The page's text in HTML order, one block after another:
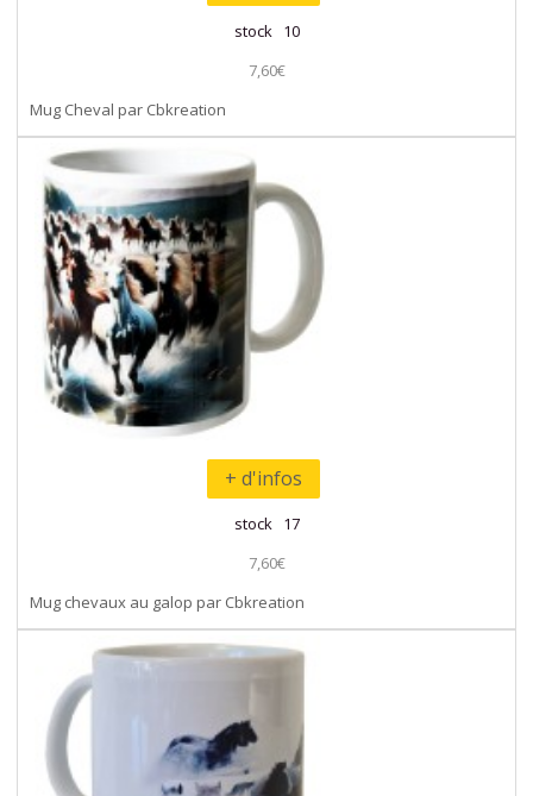
stock 10
7,60€
Mug Cheval par Cbkreation
+ d'infos
stock 17
7,60€
Mug chevaux au galop par Cbkreation